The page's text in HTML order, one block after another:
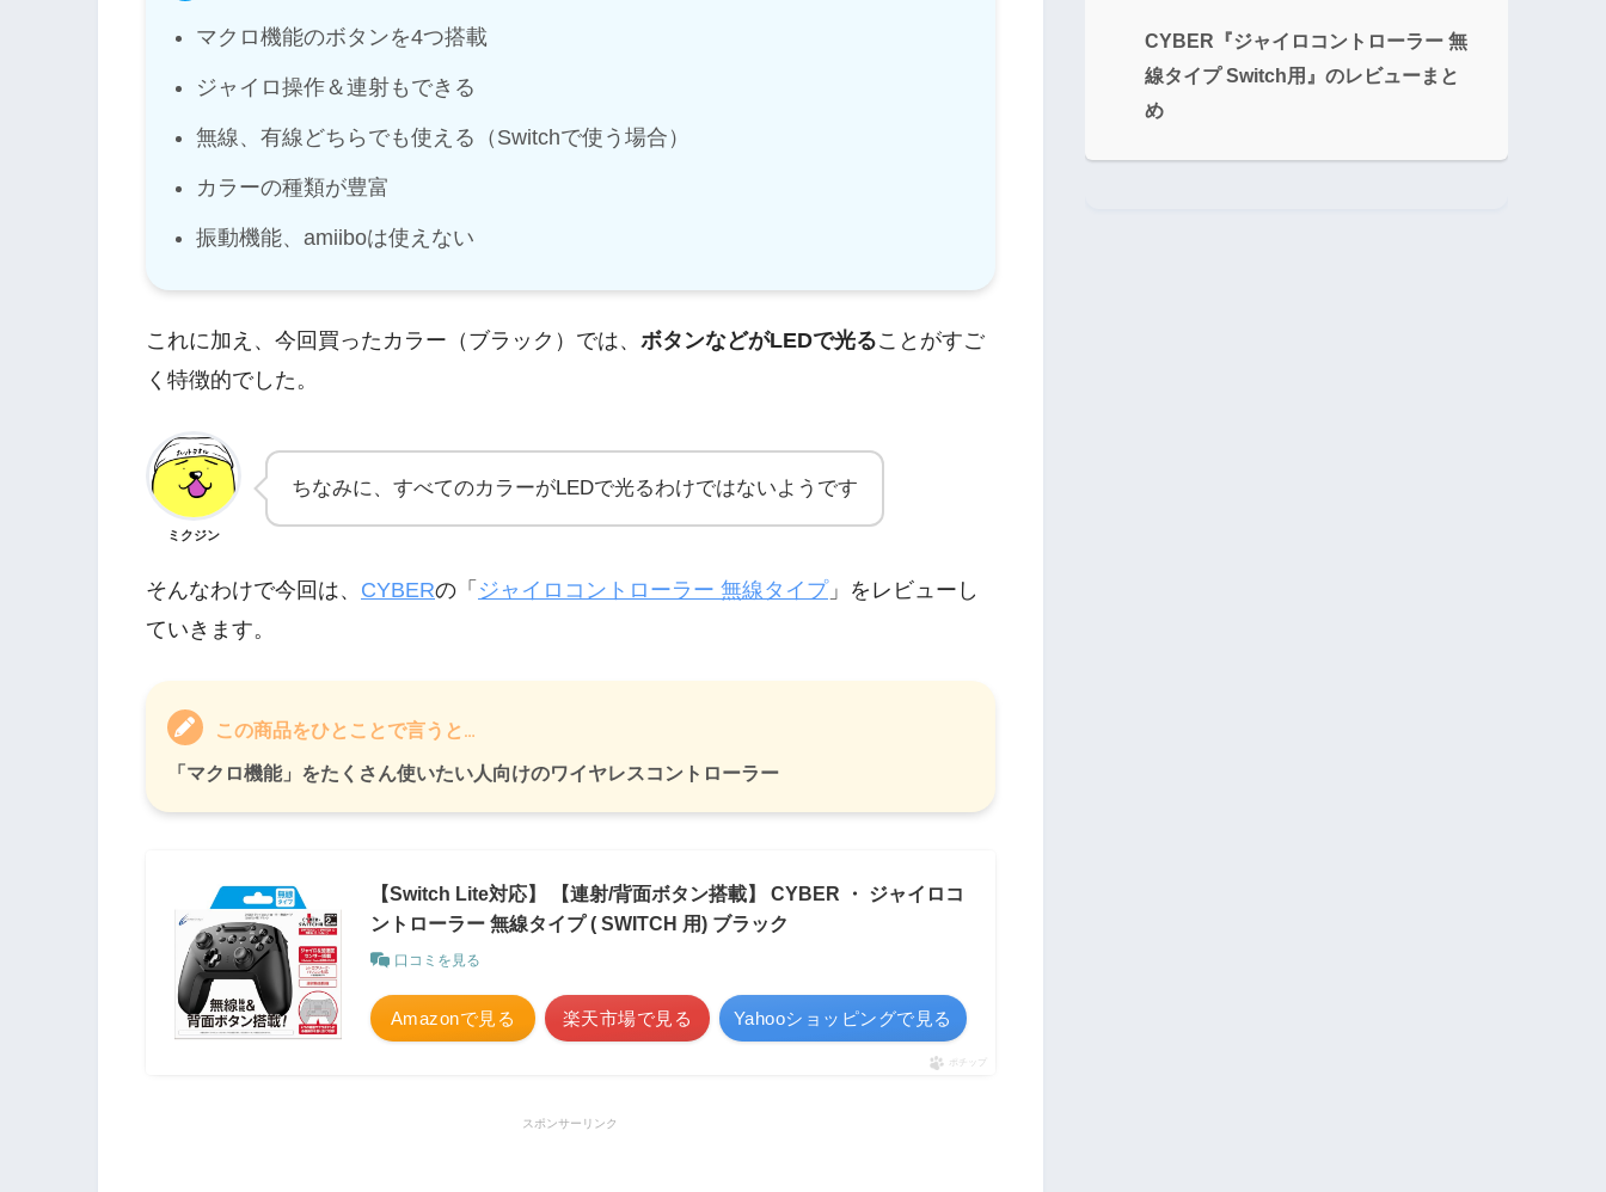
マクロ機能のボタンを4つ搭載
ジャイロ操作＆連射もできる
無線、有線どちらでも使える（Switchで使う場合）
カラーの種類が豊富
振動機能、amiiboは使えない
これに加え、今回買ったカラー（ブラック）では、 ボタンなどがLEDで光ることがすご
く特徴的でした。
ミクジン
ちなみに、すべてのカラーがLEDで光るわけではないようです
そんなわけで今回は、 CYBERの「 ジャイロコントローラー 無線タイプ」をレビューし
ていきます。
この商品をひとことで言うと…
「マクロ機能」をたくさん使いたい人向けのワイヤレスコントローラー
【Switch Lite対応】 【連射/背面ボタン搭載】 CYBER ・ ジャイロコ
ントローラー 無線タイプ ( SWITCH 用) ブラック
口コミを見る
Amazonで見る 楽天市場で見る Yahooショッピングで見る
ポチップ
スポンサーリンク
CYBER『ジャイロコントローラー 無
線タイプ Switch用』のレビューまと
め